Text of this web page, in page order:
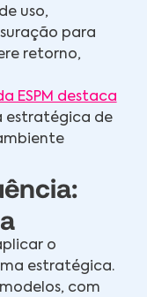
uso,
para
retorno,
ESPM destaca
estratégica de
o
estratégica.
com